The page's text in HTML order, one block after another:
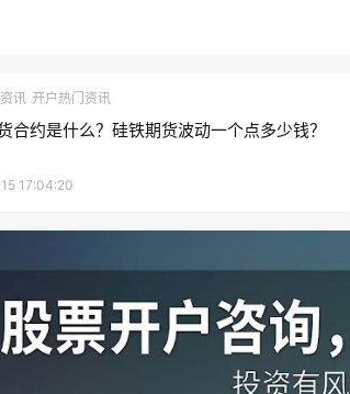
讯 开户热门资讯
合约是什么？硅铁期货波动一个点多少钱？
17:04:20